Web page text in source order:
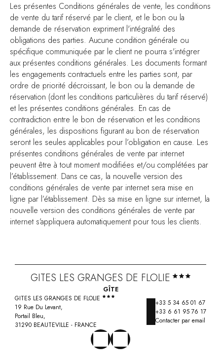
Les présentes Conditions générales de vente, les conditions
de vente du tarif réservé par le client, et le bon ou la
demande de réservation expriment l'intégralité des
obligations des parties. Aucune condition générale ou
spécifique communiquée par le client ne pourra s'intégrer
aux présentes conditions générales. Les documents formant
les engagements contractuels entre les parties sont, par
ordre de priorité décroissant, le bon ou la demande de
réservation (dont les conditions particulières du tarif réservé)
et les présentes conditions générales. En cas de
contradiction entre le bon de réservation et les conditions
générales, les dispositions figurant au bon de réservation
seront les seules applicables pour l’obligation en cause. Les
présentes conditions générales de vente par internet
peuvent être à tout moment modifiées et/ou complétées par
l’établissement. Dans ce cas, la nouvelle version des
conditions générales de vente par internet sera mise en
ligne par l’établissement. Dès sa mise en ligne sur internet, la
nouvelle version des conditions générales de vente par
internet s’appliquera automatiquement pour tous les clients.
GITES LES GRANGES DE FLOLIE
GÎTE
GITES LES GRANGES DE FLOLIE
19 Rue Du Levant,
Portail Bleu,
31290 BEAUTEVILLE - FRANCE
+33 5 34 65 01 67
+33 6 61 95 76 17
Contacter par email